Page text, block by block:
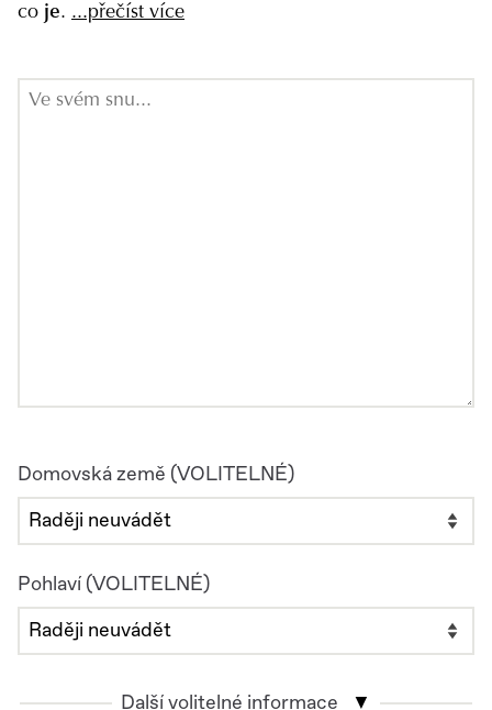
co je. ...přečíst více
Domovská země (VOLITELNÉ)
Pohlaví (VOLITELNÉ)
Další volitelné informace ▼